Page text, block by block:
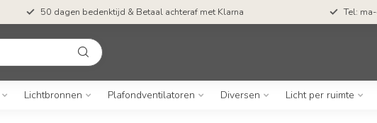
50 dagen bedenktijd & Betaal achteraf met Klarna Tel:
Lichtbronnen Plafondventilatoren Diversen Licht per ruimte